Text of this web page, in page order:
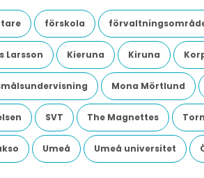
förskola
Larsson Kieruna Kiruna
Mona Mörtlund
SVT The Magnettes
Umeå Umeå universitet